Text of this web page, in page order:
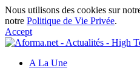
Nous utilisons des cookies sur
notre Politique de Vie Privée.
Accept
A La Une